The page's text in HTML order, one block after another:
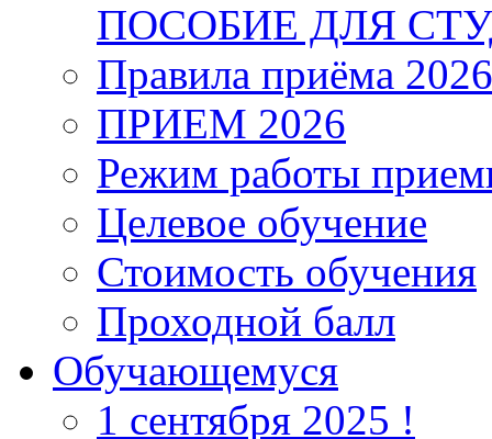
ПОСОБИЕ ДЛЯ
Правила приёма 2026
ПРИЕМ 2026
Режим работы
Целевое обучение
Стоимость обучения
Проходной балл
Обучающемуся
1 сентября 2025 !